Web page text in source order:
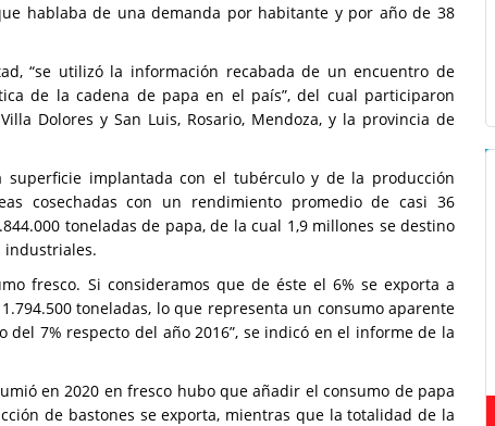
hablaba de una demanda por habitante y por año de 38
“se utilizó la información recabada de un encuentro de
de la cadena de papa en el país”, del cual participaron
Dolores y San Luis, Rosario, Mendoza, y la provincia de
implantada con el tubérculo y de la producción
cosechadas con un rendimiento promedio de casi 36
toneladas de papa, de la cual 1,9 millones se destino
industriales.
fresco. Si consideramos que de éste el 6% se exporta a
toneladas, lo que representa un consumo aparente
7% respecto del año 2016”, se indicó en el informe de la
en 2020 en fresco hubo que añadir el consumo de papa
de bastones se exporta, mientras que la totalidad de la